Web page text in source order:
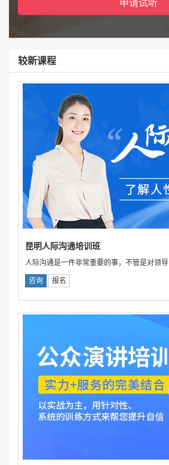
较新课程
昆明人际沟通培训班
人际沟通是一件非常重要的事，不管是对领导
咨询 报名